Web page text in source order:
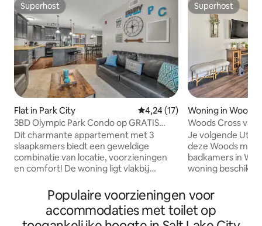
Superhost
Superhost
Flat in Park City Gemiddelde beoordeling van
4,24 (17)
3BD Olympic Park Condo op GRATIS
Shuttle Line
Dit charmante appartement met 3
slaapkamers biedt een geweldige
combinatie van locatie, voorzieningen
en comfort! De woning ligt vlakbij
in de buurt van paden en op 7 minuten
rijden van Canyons Village Resort. Het
appartement beschikt over een open
Superhost
Superhost
Woning in Woods
Woods Cross
bubbelbad!
Je volgende
deze Woods met
badkamers in
woning beschikt
elektrische open
omheinde tuin
startpunt voor je
Populaire voorzieningen voor
accommodaties met toilet op